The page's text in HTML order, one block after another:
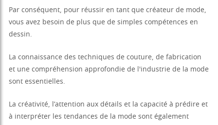
Par conséquent, pour réussir en tant que créateur de mode,
vous avez besoin de plus que de simples compétences en
dessin.
La connaissance des techniques de couture, de fabrication
et une compréhension approfondie de l'industrie de la mode
sont essentielles.
La créativité, l’attention aux détails et la capacité à prédire et
à interpréter les tendances de la mode sont également